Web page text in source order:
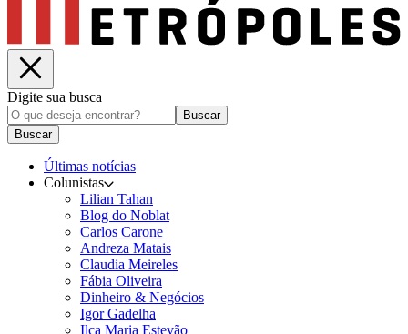
Digite sua busca
Buscar
Buscar
Últimas notícias
Colunistas
Lilian Tahan
Blog do Noblat
Carlos Carone
Andreza Matais
Claudia Meireles
Fábia Oliveira
Dinheiro & Negócios
Igor Gadelha
Ilca Maria Estevão